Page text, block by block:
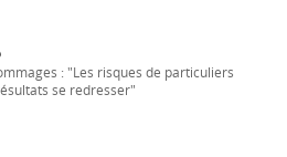
: "Les risques de particuliers
se redresser"